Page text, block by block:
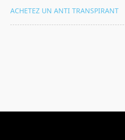
ACHETEZ UN ANTI TRANSPIRANT